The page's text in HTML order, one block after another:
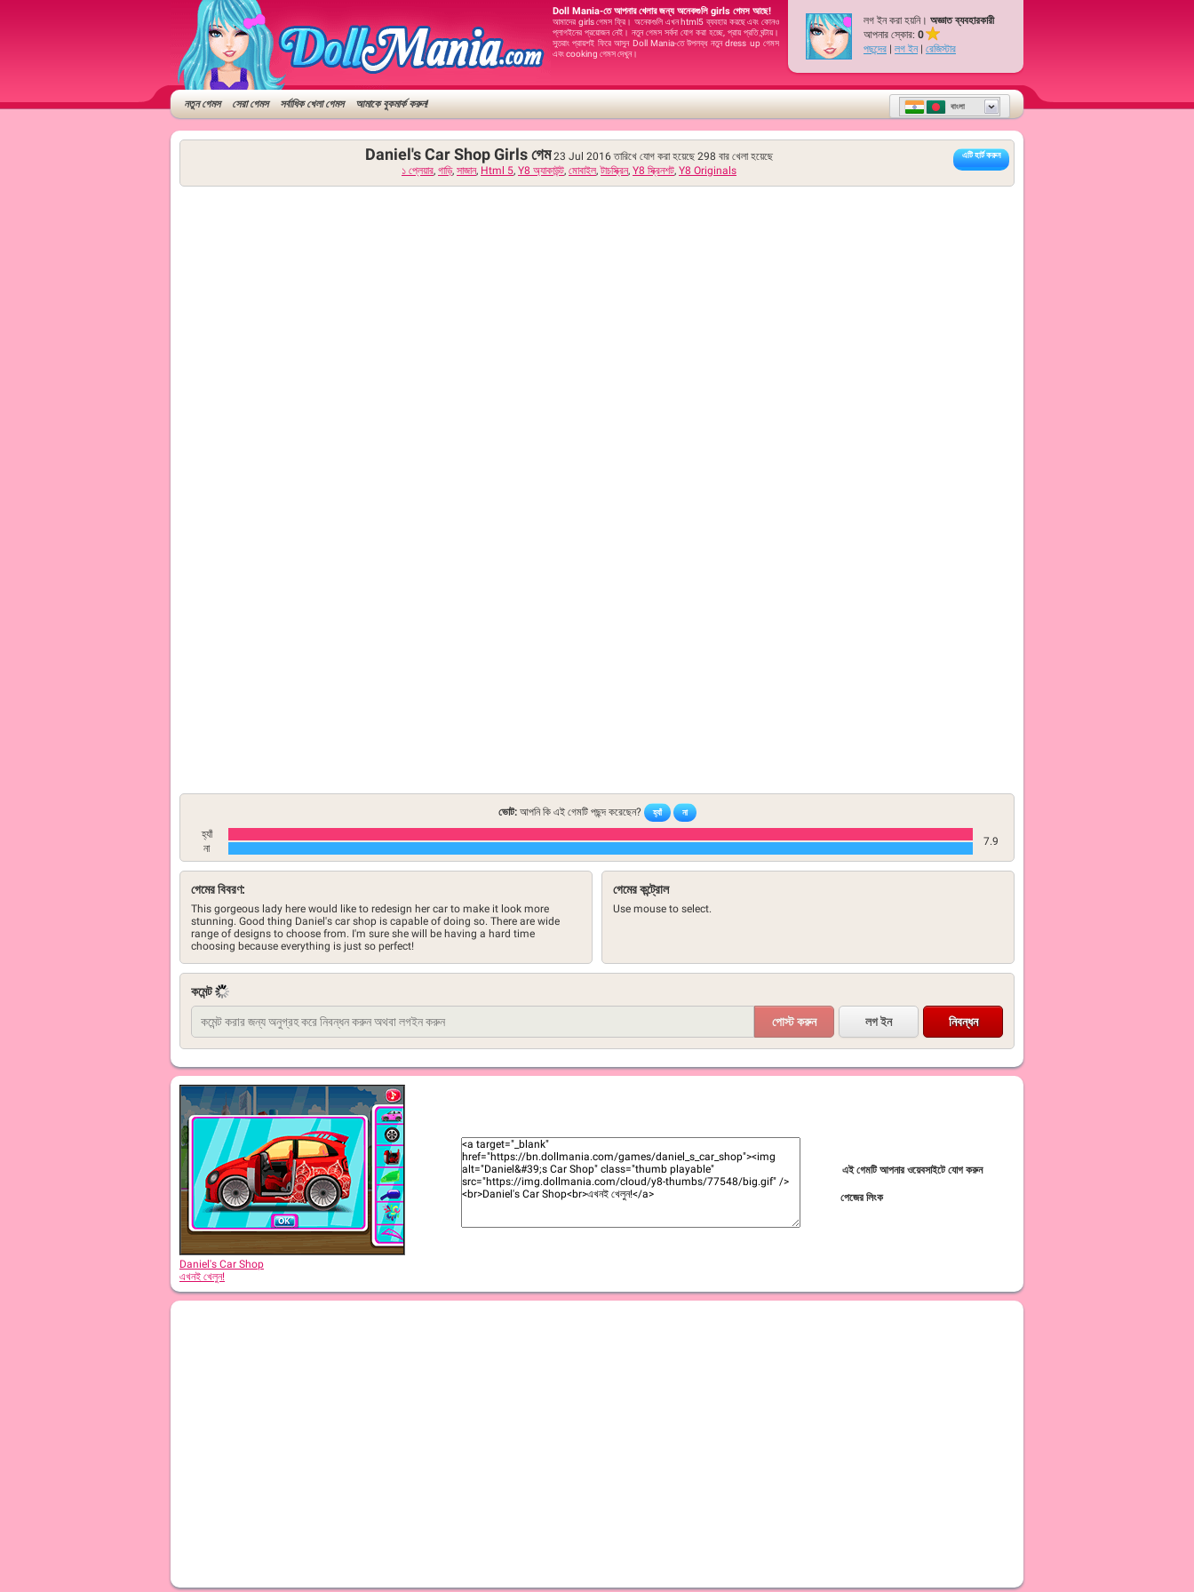
Doll Mania-তে আপনার খেলার জন্য অনেকগুলি girls গেমস আছে!
আমাদের girls গেমস ফ্রি। অনেকগুলি এখন html5 ব্যবহার করছে এবং কোনও
প্লাগইনের প্রয়োজন নেই। নতুন গেমস সর্বদা যোগ করা হচ্ছে, প্রায় প্রতি ঘন্টায়।
সুতরাং প্রায়শই ফিরে আসুন Doll Mania-তে উপলব্ধ নতুন dress up গেমস
এবং cooking গেমস দেখুন।
লগ ইন করা হয়নি। অজ্ঞাত ব্যবহারকারী
আপনার স্কোর: 0
পছন্দের | লগ ইন| রেজিস্টার
নতুন গেমস সেরা গেমস সর্বাধিক খেলা গেমস আমাকে বুকমার্ক করুন! বাংলা
এটি হার্ট করুন
Daniel's Car Shop Girls গেম 23 Jul 2016 তারিখে যোগ করা হয়েছে 298 বার খেলা হয়েছে
১ প্লেয়ার, গাড়ি, সাজান, Html 5, Y8 অ্যাকাউন্ট, মোবাইল,টাচস্ক্রিন, Y8 স্ক্রিনশট, Y8 Originals
ভোট:আপনি কি এই গেমটি পছন্দ করেছেন? হ্যাঁ না
হ্যাঁ
7.9
না
গেমের বিবরণ:
This gorgeous lady here would like to redesign her car to make it look more
stunning. Good thing Daniel's car shop is capable of doing so. There are wide
range of designs to choose from. I'm sure she will be having a hard time
choosing because everything is just so perfect!
গেমের কন্ট্রোল
Use mouse to select.
কমেন্ট
লগ ইন নিবন্ধন
Daniel's Car Shop
এখনই খেলুন!
এই গেমটি আপনার ওয়েবসাইটে যোগ করুন
পেজের লিংক